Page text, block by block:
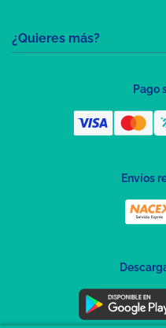
¿Quieres más?
Pago
Envíos